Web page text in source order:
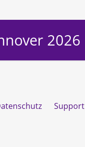
2026
Support